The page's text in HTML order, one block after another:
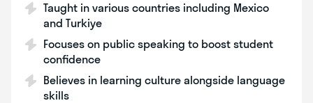
Taught in various countries including Mexico
and Turkiye
Focuses on public speaking to boost student
confidence
Believes in learning culture alongside language
skills